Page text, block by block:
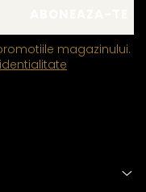
magazinului.